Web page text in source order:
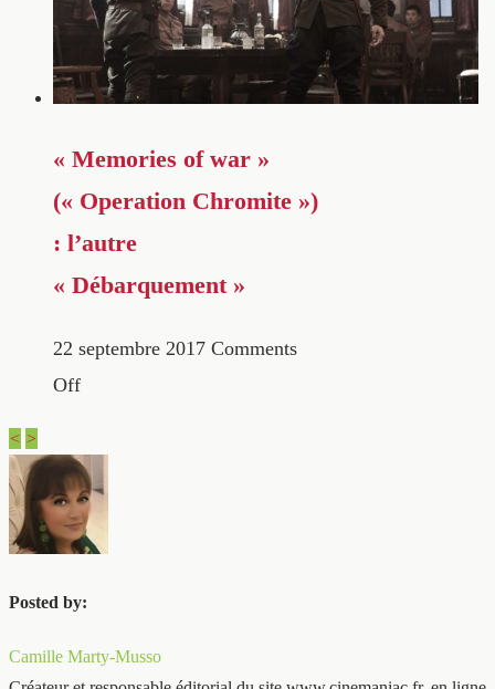
« Memories of war »
(« Operation Chromite »)
: l’autre
« Débarquement »
22 septembre 2017 Comments
Off
< >
Posted by:
Camille Marty-Musso